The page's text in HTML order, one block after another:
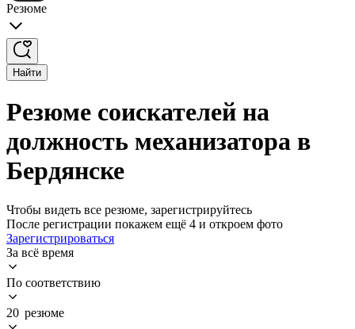
Резюме
Найти
Резюме соискателей на
должность механизатора в
Бердянске
Чтобы видеть все резюме, зарегистрируйтесь
После регистрации покажем ещё 4 и откроем фото
Зарегистрироваться
За всё время
По соответствию
20 резюме